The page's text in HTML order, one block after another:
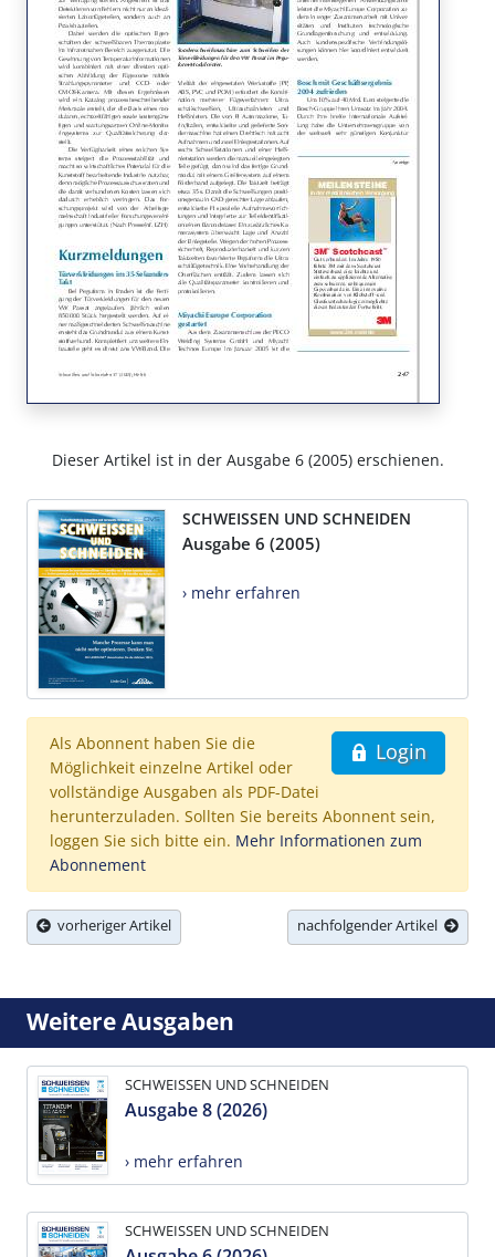
Dieser Artikel ist in der Ausgabe 6 (2005) erschienen.
SCHWEISSEN UND SCHNEIDEN
Ausgabe 6 (2005)
› mehr erfahren
Login
Als Abonnent haben Sie die
Möglichkeit einzelne Artikel oder
vollständige Ausgaben als PDF-Datei
herunterzuladen. Sollten Sie bereits Abonnent sein,
loggen Sie sich bitte ein. Mehr Informationen zum
Abonnement
vorheriger Artikel nachfolgender Artikel
Weitere Ausgaben
SCHWEISSEN UND SCHNEIDEN
Ausgabe 8 (2026)
› mehr erfahren
SCHWEISSEN UND SCHNEIDEN